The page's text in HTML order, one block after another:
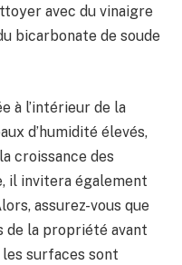
avec du vinaigre
bicarbonate de soude
à l’intérieur de la
d’humidité élevés,
croissance des
il invitera également
assurez-vous que
la propriété avant
surfaces sont